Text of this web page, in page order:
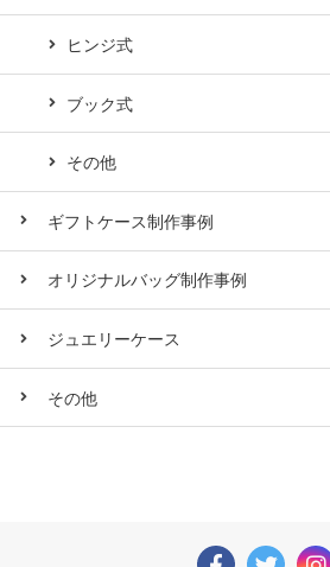
ヒンジ式
ブック式
その他
ギフトケース制作事例
オリジナルバッグ制作事例
ジュエリーケース
その他